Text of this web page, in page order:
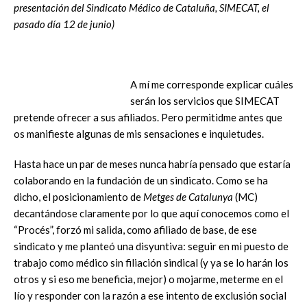
presentación del Sindicato Médico de Cataluña, SIMECAT, el
pasado día 12 de junio)
A mí me corresponde explicar cuáles
serán los servicios que SIMECAT
pretende ofrecer a sus afiliados. Pero permitidme antes que
os manifieste algunas de mis sensaciones e inquietudes.
Hasta hace un par de meses nunca habría pensado que estaría
colaborando en la fundación de un sindicato. Como se ha
dicho, el posicionamiento de Metges de Catalunya (MC)
decantándose claramente por lo que aquí conocemos como el
“Procés”, forzó mi salida, como afiliado de base, de ese
sindicato y me planteó una disyuntiva: seguir en mi puesto de
trabajo como médico sin filiación sindical (y ya se lo harán los
otros y si eso me beneficia, mejor) o mojarme, meterme en el
lío y responder con la razón a ese intento de exclusión social